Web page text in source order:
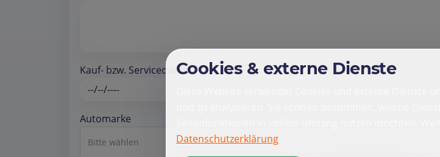
Kauf- bzw. Servicedatum *
Automarke
Bitte wählen
Cookies & externe Dienste
Diese Website verwendet Cookies und externe Dienste
Datenschutzerklärung